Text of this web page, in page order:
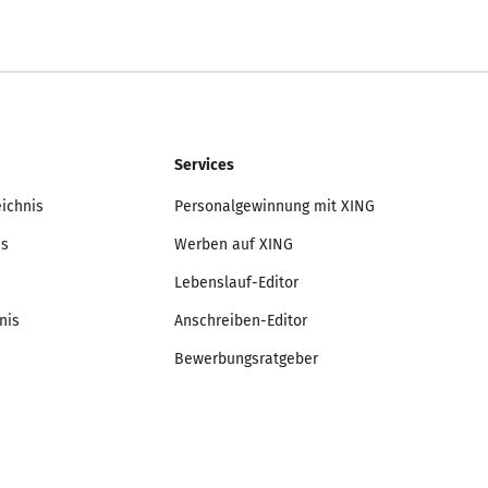
Services
Personalgewinnung mit XING
Werben auf XING
Lebenslauf-Editor
Anschreiben-Editor
Bewerbungsratgeber